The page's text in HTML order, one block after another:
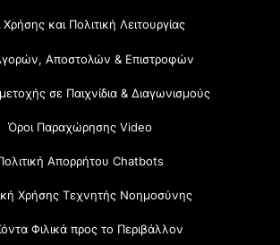
Χρήσης και Πολιτική Λειτουργίας
Αποστολών & Επιστροφών
σε Παιχνίδια & Διαγωνισμούς
Όροι Παραχώρησης Video
Απορρήτου Chatbots
Χρήσης Τεχνητής Νοημοσύνης
Φιλικά προς το Περιβάλλον